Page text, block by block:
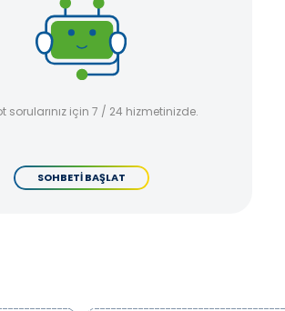
sorularınız için 7 / 24 hizmetinizde.
SOHBETİ BAŞLAT